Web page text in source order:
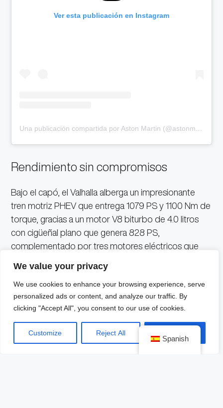
We value your privacy
We use cookies to enhance your browsing experience, serve
personalized ads or content, and analyze our traffic. By
clicking "Accept All", you consent to our use of cookies.
Customize Reject All
Ver esta publicación en Instagram
Una publicación compartida por Aston Martin (@astonmartin)
Rendimiento sin compromisos
Bajo el capó, el Valhalla alberga un impresionante
tren motriz PHEV que entrega 1079 PS y 1100 Nm de
torque, gracias a un motor V8 biturbo de 4.0 litros
con cigüeñal plano que genera 828 PS,
complementado por tres motores eléctricos que
limitada a 350 km/h y una aceleración de 0 a 100
km/h en solo 2.5 segundos, este supercar redefine el
significado de la velocidad y la potencia.
La innovadora transmisión DCT de 8 velocidades
canaliza la potencia al eje trasero, garantizando
Spanish